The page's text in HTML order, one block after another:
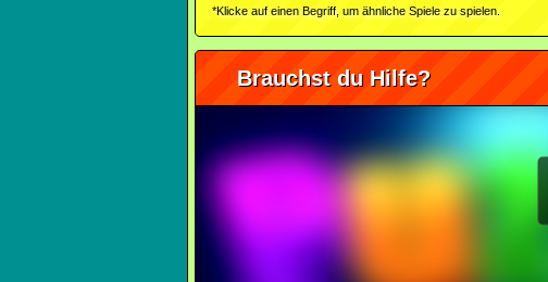
*Klicke auf einen Begriff, um ähnliche Spiele zu spielen.
Brauchst du Hilfe?